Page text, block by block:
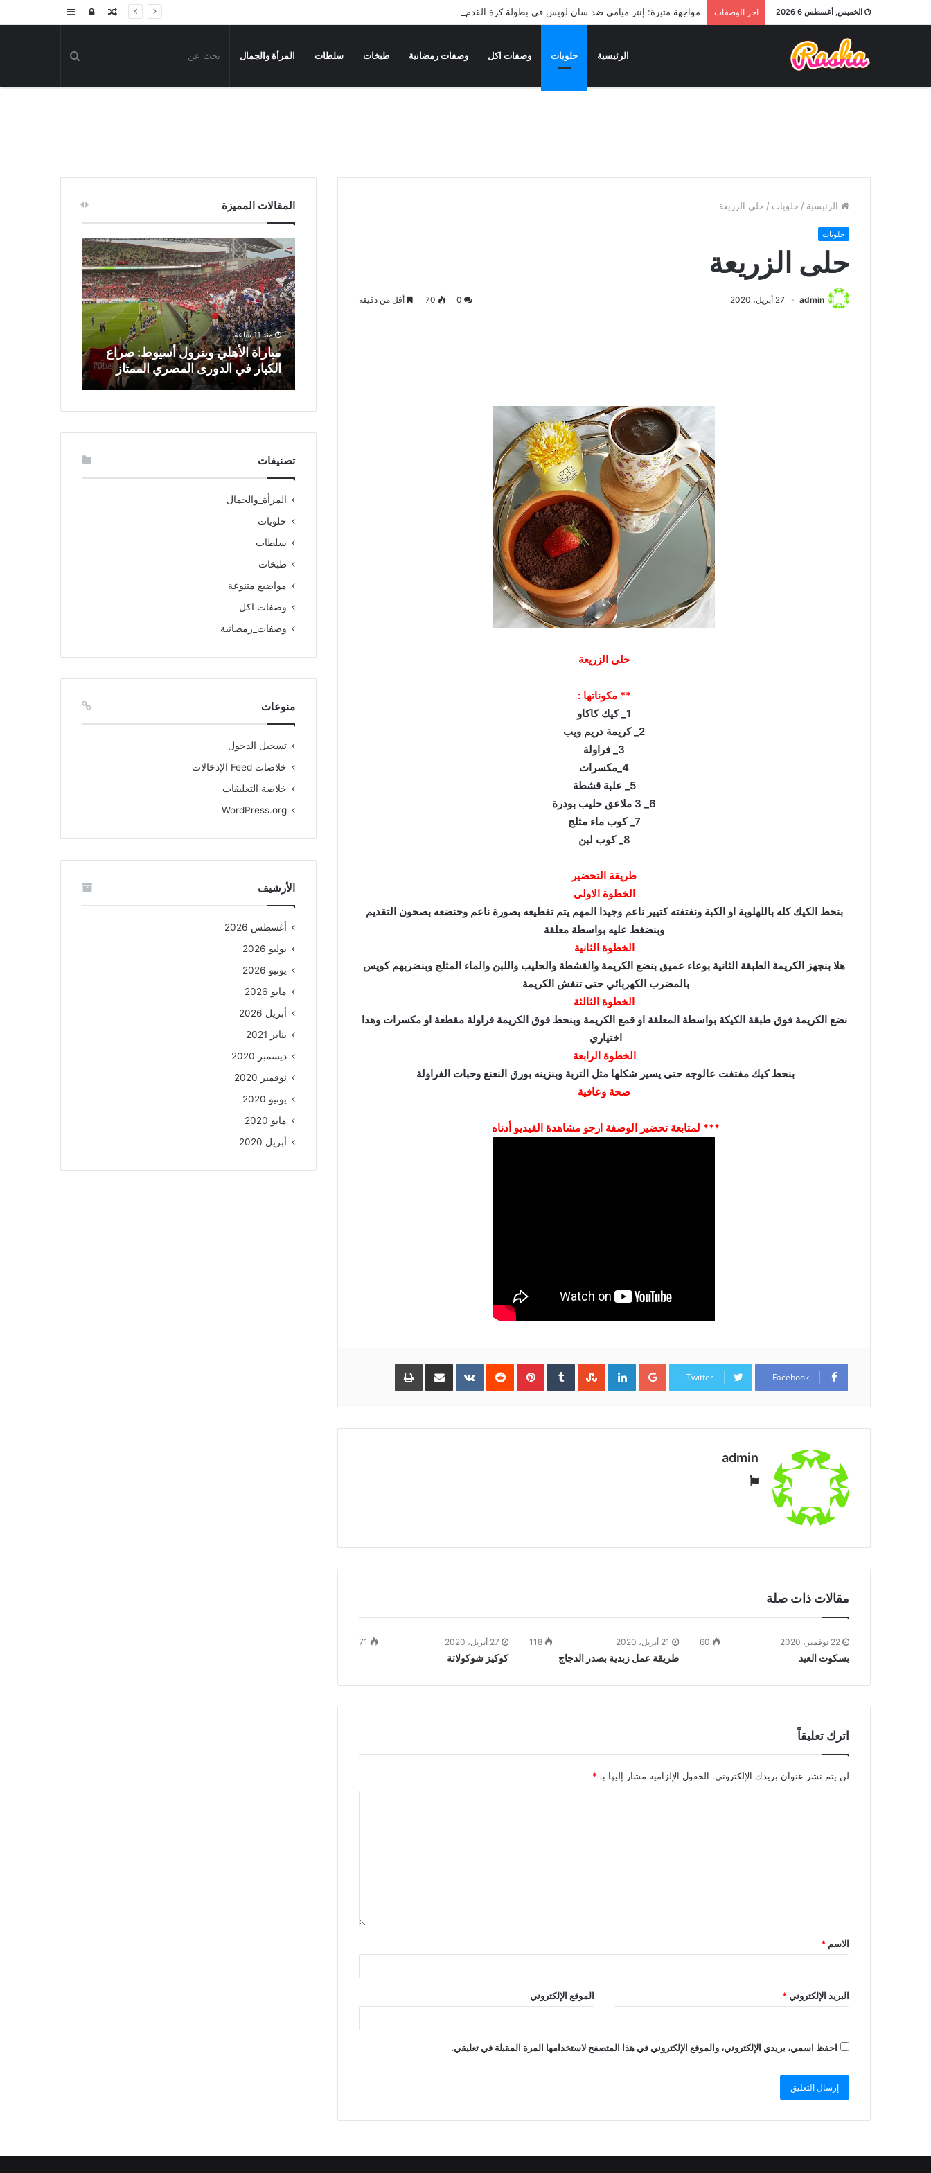
الخميس, أغسطس 6 2026 اخر الوصفات مواجهة مثيرة: إنتر ميامي ضد سان لويس في بطولة كرة القدم إضافةتسجيلمقال
الرئيسية حلويات وصفات اكل وصفات رمضانية طبخات سلطات المرأة والجمال
الرئيسية / حلويات / حلى الزريعة
حلويات
حلى الزريعة
admin 27 أبريل، 2020 70 أقل من دقيقة
حلى الزريعة
** مكوناتها :
1_ كيك كاكاو
2_ كريمة دريم ويب
3_ فراولة
4_مكسرات
5_ علبة قشطة
6_ 3 ملاعق حليب بودرة
7_ كوب ماء مثلج
8_ كوب لبن
طريقة التحضير
الخطوة الاولى
بنحط الكيك كله باللهلوبة او الكبة ونفتفته كتيير ناعم وجيدا المهم يتم تقطيعه بصورة ناعم وحنضعه بصحون التقديم
وبنضغط عليه بواسطة معلقة
الخطوة الثانية
هلا بنجهز الكريمة الطبقة الثانية بوعاء عميق بنضع الكريمة والقشطة والحليب واللبن والماء المثلج وبنضربهم كويس
بالمضرب الكهربائي حتى تنفش الكريمة
الخطوة الثالثة
نضع الكريمة فوق طبقة الكيكة بواسطة المعلقة او قمع الكريمة وبنحط فوق الكريمة فراولة مقطعة او مكسرات وهدا
اختياري
الخطوة الرابعة
بنحط كيك مفتفت عالوجه حتى يسير شكلها مثل التربة وبنزينه بورق النعنع وحبات الفراولة
صحة وعافية
*** لمتابعة تحضير الوصفة ارجو مشاهدة الفيديو أدناه
Facebook
Twitter
Google+
LinkedIn
Pinterest مشاركة
البريد
طباعة
admin
مقالات ذات صلة
22 نوفمبر، 2020 60
بسكوت العيد
21 أبريل، 2020 118
طريقة عمل زبدية بصدر الدجاج
27 أبريل، 2020 71
كوكيز شوكولاتة
اترك تعليقاً
لن يتم نشر عنوان بريدك الإلكتروني. الحقول الإلزامية مشار إليها بـ*
الاسم *
البريد الإلكتروني* الموقع الإلكتروني
احفظ اسمي، بريدي الإلكتروني، والموقع الإلكتروني في هذا المتصفح لاستخدامها المرة المقبلة في تعليقي.
المقالات المميزة
منذ 11 ساعة
مباراة الأهلي وبترول أسيوط: صراع
الكبار في الدورى المصري الممتاز
تصنيفات
المرأة_والجمال
حلويات
سلطات
طبخات
مواضيع متنوعة
وصفات اكل
وصفات_رمضانية
منوعات
تسجيل الدخول
خلاصات Feed الإدخالات
خلاصة التعليقات
WordPress.org
الأرشيف
أغسطس 2026
يوليو 2026
يونيو 2026
مايو 2026
أبريل 2026
يناير 2021
ديسمبر 2020
نوفمبر 2020
يونيو 2020
مايو 2020
أبريل 2020